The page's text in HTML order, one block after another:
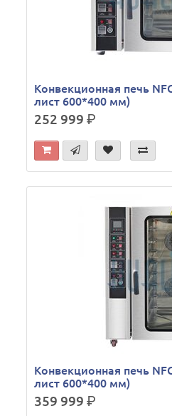
Конвекционная печь
лист 600*400 мм)
252 999р.
Конвекционная печь
лист 600*400 мм)
359 999р.